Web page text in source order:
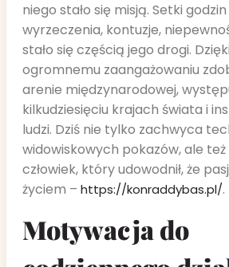
niego stało się misją. Setki
wyrzeczenia, kontuzje,
stało się częścią jego drogi.
ogromnemu zaangażowaniu
arenie międzynarodowej,
kilkudziesięciu krajach świata i
ludzi. Dziś nie tylko zachwyca
widowiskowych pokazów, ale
człowiek, który udowodnił, że
życiem – https://konraddybas.pl/.
Motywacja do